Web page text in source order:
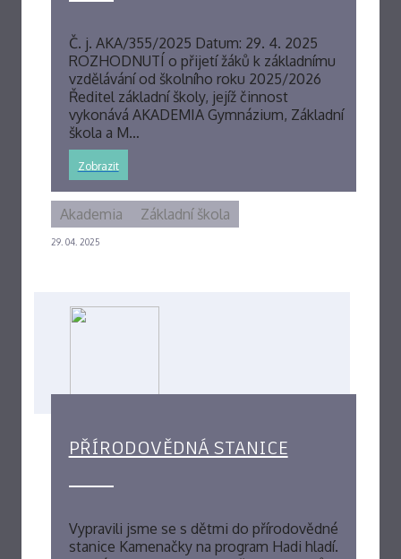
Č. j. AKA/355/2025 Datum: 29. 4. 2025
ROZHODNUTÍ o přijetí žáků k základnímu
vzdělávání od školního roku 2025/2026
Ředitel základní školy, jejíž činnost
vykonává AKADEMIA Gymnázium, Základní
škola a M…
Zobrazit
29. 04. 2025
Akademia Základní škola
PŘÍRODOVĚDNÁ STANICE
Vypravili jsme se s dětmi do přírodovědné
stanice Kamenačky na program Hadi hladí.